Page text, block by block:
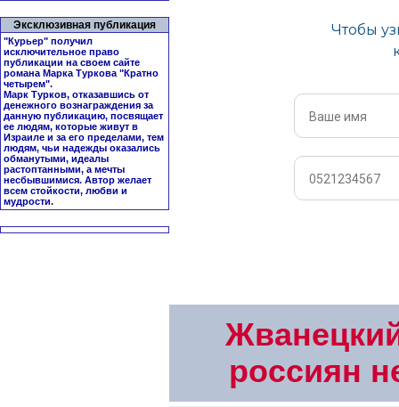
Эксклюзивная публикация
"Курьер" получил
исключительное право
публикации на своем сайте
романа Марка Туркова "Кратно
четырем".
Марк Турков, отказавшись от
денежного вознаграждения за
данную публикацию, посвящает
ее людям, которые живут в
Израиле и за его пределами, тем
людям, чьи надежды оказались
обманутыми, идеалы
растоптанными, а мечты
несбывшимися. Автор желает
всем стойкости, любви и
мудрости.
россиян